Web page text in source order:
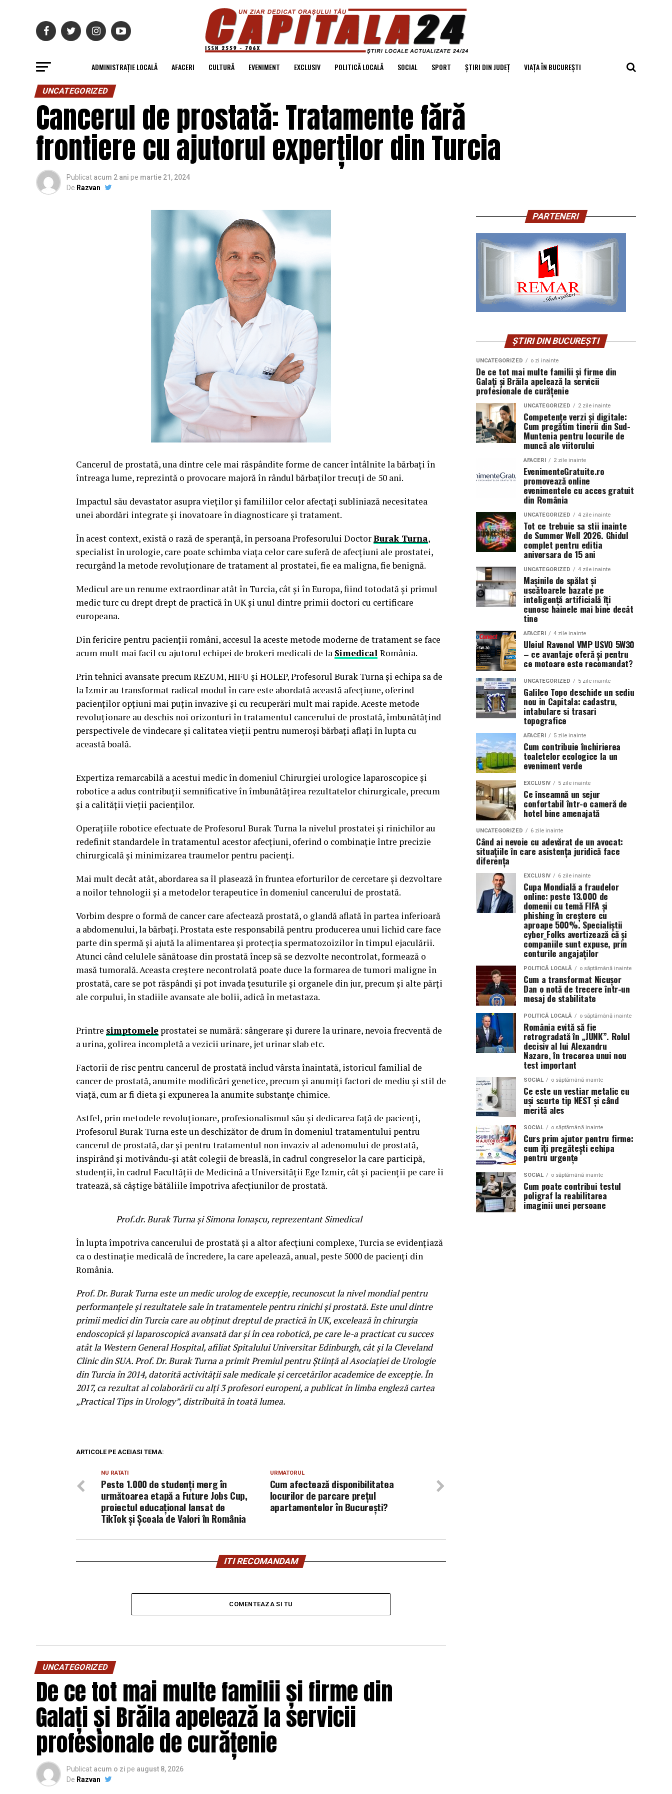
ADMINISTRAȚIE LOCALĂ AFACERI CULTURĂ EVENIMENT EXCLUSIV POLITICĂ LOCALĂ SOCIAL SPORT ȘTIRI DIN JUDEȚ VIAȚA ÎN BUCUREȘTI
UNCATEGORIZED
Cancerul de prostată: Tratamente fără
frontiere cu ajutorul experților din Turcia
Publicat acum 2 ani pe martie 21, 2024
De Razvan
Cancerul de prostată, una dintre cele mai răspândite forme de cancer întâlnite la bărbați în
întreaga lume, reprezintă o provocare majoră în rândul bărbaților trecuți de 50 ani.
Impactul său devastator asupra vieților și familiilor celor afectați subliniază necesitatea
unei abordări integrate și inovatoare în diagnosticare și tratament.
În acest context, există o rază de speranță, în persoana Profesorului DoctorBurak Turna,
specialist în urologie, care poate schimba viața celor care suferă de afecțiuni ale prostatei,
recurgând la metode revoluționare de tratament al prostatei, fie ea maligna, fie benignă.
Medicul are un renume extraordinar atât în Turcia, cât și în Europa, fiind totodată și primul
medic turc cu drept drept de practică în UK și unul dintre primii doctori cu certificare
europeana.
Din fericire pentru pacienții români, accesul la aceste metode moderne de tratament se face
acum mult mai facil cu ajutorul echipei de brokeri medicali de la Simedical România.
Prin tehnici avansate precum REZUM, HIFU și HOLEP, Profesorul Burak Turna și echipa sa de
la Izmir au transformat radical modul în care este abordată această afecțiune, oferind
pacienților opțiuni mai puțin invazive și cu recuperări mult mai rapide. Aceste metode
revoluționare au deschis noi orizonturi în tratamentul cancerului de prostată, îmbunătățind
perspectivele de vindecare și calitatea vieții pentru numeroși bărbați aflați în lupta cu
această boală.
Expertiza remarcabilă a acestui medic în domeniul Chirurgiei urologice laparoscopice și
robotice a adus contribuții semnificative în îmbunătățirea rezultatelor chirurgicale, precum
și a calității vieții pacienților.
Operațiile robotice efectuate de Profesorul Burak Turna la nivelul prostatei și rinichilor au
redefinit standardele în tratamentul acestor afecțiuni, oferind o combinație între precizie
chirurgicală și minimizarea traumelor pentru pacienți.
Mai mult decât atât, abordarea sa îl plasează în fruntea eforturilor de cercetare și dezvoltare
a noilor tehnologii și a metodelor terapeutice în domeniul cancerului de prostată.
Vorbim despre o formă de cancer care afectează prostată, o glandă aflată în partea inferioară
a abdomenului, la bărbați. Prostata este responsabilă pentru producerea unui lichid care face
parte din spermă și ajută la alimentarea și protecția spermatozoizilor în timpul ejaculării.
Atunci când celulele sănătoase din prostată încep să se dezvolte necontrolat, formează o
masă tumorală. Aceasta creștere necontrolată poate duce la formarea de tumori maligne în
prostată, care se pot răspândi și pot invada țesuturile și organele din jur, precum și alte părți
ale corpului, în stadiile avansate ale bolii, adică în metastaza.
Printre simptomele prostatei se numără: sângerare și durere la urinare, nevoia frecventă de
a urina, golirea incompletă a vezicii urinare, jet urinar slab etc.
Factorii de risc pentru cancerul de prostată includ vârsta înaintată, istoricul familial de
cancer de prostată, anumite modificări genetice, precum și anumiți factori de mediu și stil de
viață, cum ar fi dieta și expunerea la anumite substanțe chimice.
Astfel, prin metodele revoluționare, profesionalismul său și dedicarea față de pacienți,
Profesorul Burak Turna este un deschizător de drum în domeniul tratamentului pentru
cancerul de prostată, dar și pentru tratamentul non invaziv al adenomului de prostată,
inspirând și motivându-și atât colegii de breaslă, în cadrul congreselor la care participă,
studenții, în cadrul Facultății de Medicină a Universității Ege Izmir, cât și pacienții pe care îi
tratează, să câștige bătăliile împotriva afecțiunilor de prostată.
Prof.dr. Burak Turna și Simona Ionașcu, reprezentant Simedical
În lupta împotriva cancerului de prostată și a altor afecțiuni complexe, Turcia se evidențiază
ca o destinație medicală de încredere, la care apelează, anual, peste 5000 de pacienți din
România.
Prof. Dr. Burak Turna este un medic urolog de excepție, recunoscut la nivel mondial pentru
performanțele și rezultatele sale în tratamentele pentru rinichi și prostată. Este unul dintre
primii medici din Turcia care au obținut dreptul de practică în UK, excelează în chirurgia
endoscopică și laparoscopică avansată dar și în cea robotică, pe care le-a practicat cu succes
atât la Western General Hospital, afiliat Spitalului Universitar Edinburgh, cât și la Cleveland
Clinic din SUA. Prof. Dr. Burak Turna a primit Premiul pentru Știință al Asociației de Urologie
din Turcia în 2014, datorită activității sale medicale și cercetărilor academice de excepție. În
2017, ca rezultat al colaborării cu alți 3 profesori europeni, a publicat în limba engleză cartea
„Practical Tips in Urology”, distribuită în toată lumea.
ARTICOLE PE ACEIASI TEMA:
URMATORUL
Cum afectează disponibilitatea
locurilor de parcare prețul
apartamentelor în București?
NU RATATI
Peste 1.000 de studenți merg în
următoarea etapă a Future Jobs Cup,
proiectul educațional lansat de
TikTok și Școala de Valori în România
ITI RECOMANDAM
COMENTEAZA SI TU
UNCATEGORIZED
De ce tot mai multe familii și firme din
Galați și Brăila apelează la servicii
profesionale de curățenie
Publicat acum o zi pe august 8, 2026
De Razvan
PARTENERI
ȘTIRI DIN BUCUREȘTI
UNCATEGORIZED o zi inainte
De ce tot mai multe familii și firme din
Galați și Brăila apelează la servicii
profesionale de curățenie
UNCATEGORIZED 2 zile inainte
Competențe verzi și digitale:
Cum pregătim tinerii din Sud-
Muntenia pentru locurile de
muncă ale viitorului
AFACERI 2 zile inainte
EvenimenteGratuite.ro
promovează online
evenimentele cu acces gratuit
din România
UNCATEGORIZED 4 zile inainte
Tot ce trebuie sa stii inainte
de Summer Well 2026. Ghidul
complet pentru editia
aniversara de 15 ani
UNCATEGORIZED 4 zile inainte
Mașinile de spălat și
uscătoarele bazate pe
inteligență artificială îți
cunosc hainele mai bine decât
tine
AFACERI 4 zile inainte
Uleiul Ravenol VMP USVO 5W30
– ce avantaje oferă și pentru
ce motoare este recomandat?
UNCATEGORIZED 5 zile inainte
Galileo Topo deschide un sediu
nou in Capitala: cadastru,
intabulare si trasari
topografice
AFACERI 5 zile inainte
Cum contribuie închirierea
toaletelor ecologice la un
eveniment verde
EXCLUSIV 5 zile inainte
Ce înseamnă un sejur
confortabil într-o cameră de
hotel bine amenajată
UNCATEGORIZED 6 zile inainte
Când ai nevoie cu adevărat de un avocat:
situațiile în care asistența juridică face
diferența
EXCLUSIV 6 zile inainte
Cupa Mondială a fraudelor
online: peste 13.000 de
domenii cu temă FIFA și
phishing în creștere cu
aproape 500%. Specialiștii
cyber_Folks avertizează că și
companiile sunt expuse, prin
conturile angajaților
POLITICĂ LOCALĂ o săptămână inainte
Cum a transformat Nicușor
Dan o notă de trecere într-un
mesaj de stabilitate
POLITICĂ LOCALĂ o săptămână inainte
România evită să fie
retrogradată în „JUNK”. Rolul
decisiv al lui Alexandru
Nazare, în trecerea unui nou
test important
SOCIAL o săptămână inainte
Ce este un vestiar metalic cu
uși scurte tip NEST și când
merită ales
SOCIAL o săptămână inainte
Curs prim ajutor pentru firme:
cum îți pregătești echipa
pentru urgențe
SOCIAL o săptămână inainte
Cum poate contribui testul
poligraf la reabilitarea
imaginii unei persoane